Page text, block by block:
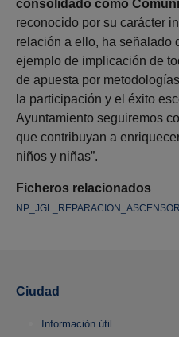
Ficheros relacionados
consolidado como
reconocido por su carácter
relación a ello, ha señalado
ejemplo de implicación de
de apuesta por
la participación y el éxito
Ayuntamiento seguiremos
que contribuyan a
niños y niñas”.
Ciudad
Información útil